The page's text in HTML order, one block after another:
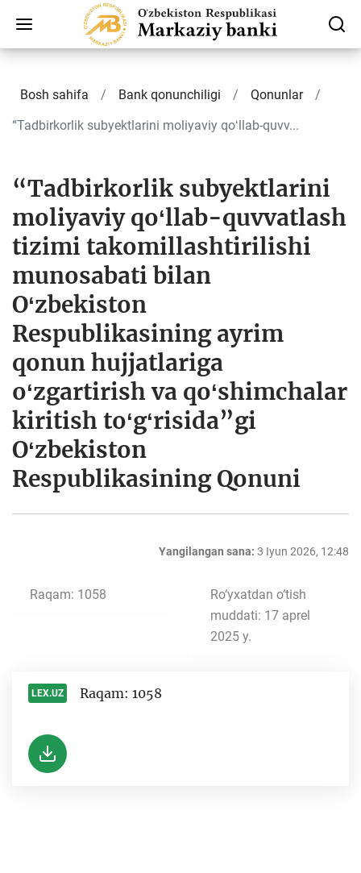
Bosh sahifa Bank qonunchiligi
Qonunlar
“Tadbirkorlik subyektlarini moliyaviy qoʻllab-quvv...
“Tadbirkorlik subyektlarini
moliyaviy qoʻllab-quvvatlash
tizimi takomillashtirilishi
munosabati bilan
Oʻzbekiston
Respublikasining ayrim
qonun hujjatlariga
oʻzgartirish va qoʻshimchalar
kiritish toʻgʻrisida”gi
Oʻzbekiston
Respublikasining Qonuni
Yangilangan sana: 3 Iyun 2026, 12:48
Raqam: 1058
Ro‘yxatdan o‘tish
muddati: 17 aprel
2025 y.
LEX.UZ Raqam: 1058